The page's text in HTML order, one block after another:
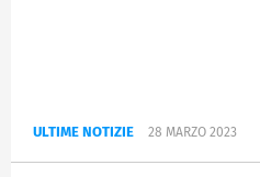
ULTIME NOTIZIE 28 MARZO 2023